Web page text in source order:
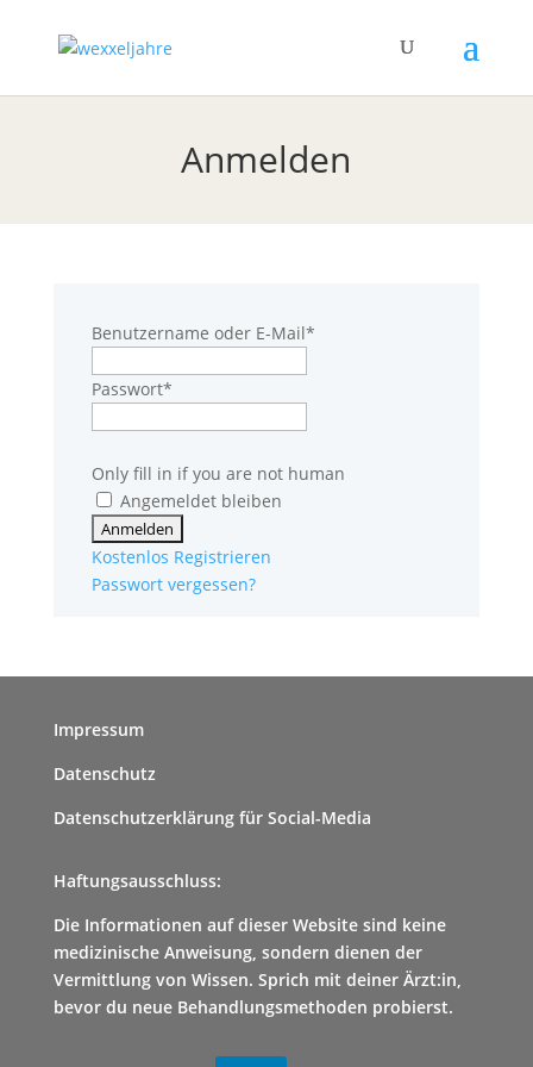
Anmelden
Benutzername oder E-Mail*
Passwort*
Only fill in if you are not human
Angemeldet bleiben
Kostenlos Registrieren
Passwort vergessen?
Impressum
Datenschutz
Datenschutzerklärung für Social-Media
Haftungsausschluss:
Die Informationen auf dieser Website sind keine
medizinische Anweisung, sondern dienen der
Vermittlung von Wissen. Sprich mit deiner Ärzt:in,
bevor du neue Behandlungsmethoden probierst.